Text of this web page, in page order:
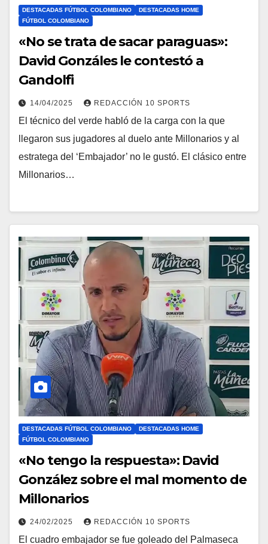
DESTACADAS FÚTBOL COLOMBIANO
DESTACADAS HOME
FÚTBOL COLOMBIANO
«No se trata de sacar paraguas»:
David Gonzáles le contestó a
Gandolfi
14/04/2025 REDACCIÓN 10 SPORTS
El técnico del verde habló de la carga con la que
llegaron sus jugadores al duelo ante Millonarios y al
estratega del ‘Embajador’ no le gustó. El clásico entre
Millonarios…
DESTACADAS FÚTBOL COLOMBIANO
DESTACADAS HOME
FÚTBOL COLOMBIANO
«No tengo la respuesta»: David
González sobre el mal momento de
Millonarios
24/02/2025 REDACCIÓN 10 SPORTS
El cuadro embajador se fue goleado del Palmaseca